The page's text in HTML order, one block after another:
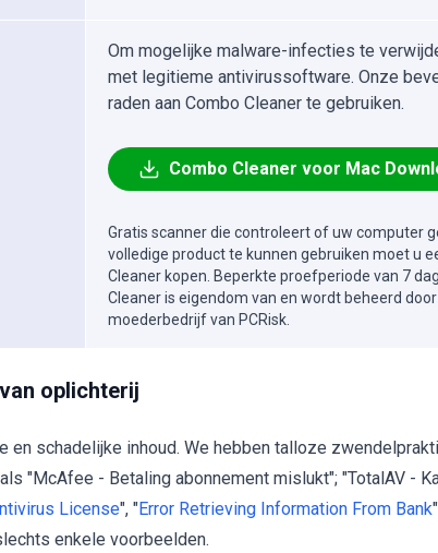
Om mogelijke malware-infecties te
met legitieme antivirussoftware. Onze
raden aan Combo Cleaner te gebruiken.
Combo Cleaner voor Mac
Gratis scanner die controleert of uw computer
volledige product te kunnen gebruiken moet u
Cleaner kopen. Beperkte proefperiode van 7
Cleaner is eigendom van en wordt beheerd door
moederbedrijf van PCRisk.
oplichterij
en schadelijke inhoud. We hebben talloze
"McAfee - Betaling abonnement mislukt"; "TotalAV -
License", "Error Retrieving Information From Bank
enkele voorbeelden.